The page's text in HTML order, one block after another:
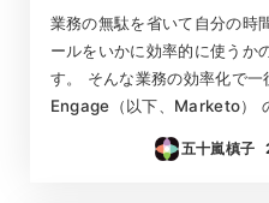
業務の無駄を省いて自分の時
ールをいかに効率的に使うか
す。 そんな業務の効率化で
Engage（以下、Marketo）
五十嵐槙子